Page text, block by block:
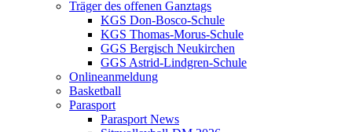
Träger des offenen Ganztags
KGS Don-Bosco-Schule
KGS Thomas-Morus-Schule
GGS Bergisch Neukirchen
GGS Astrid-Lindgren-Schule
Onlineanmeldung
Basketball
Parasport
Parasport News